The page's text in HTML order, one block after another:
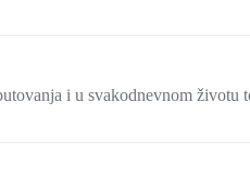
i u svakodnevnom životu